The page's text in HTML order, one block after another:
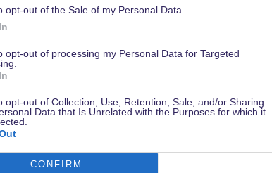
opt-out of the Sale of my Personal Data.
opt-out of processing my Personal Data for Targeted
opt-out of Collection, Use, Retention, Sale, and/or Sharing
Data that Is Unrelated with the Purposes for which it
CONFIRM
nennen, die im neuen System verfügbar
nicht mehr möglich sein wird, die
...weiterlesen...